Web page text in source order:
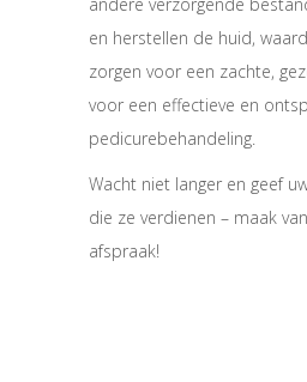
en herstellen de huid,
zorgen voor een zachte,
voor een effectieve en
pedicurebehandeling.
Wacht niet langer en geef
die ze verdienen – maak
afspraak!